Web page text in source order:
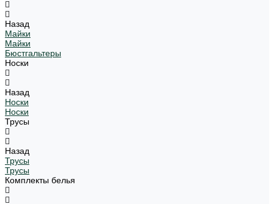
Назад
Майки
Майки
Бюстгальтеры
Носки
Назад
Носки
Носки
Трусы
Назад
Трусы
Трусы
Комплекты белья